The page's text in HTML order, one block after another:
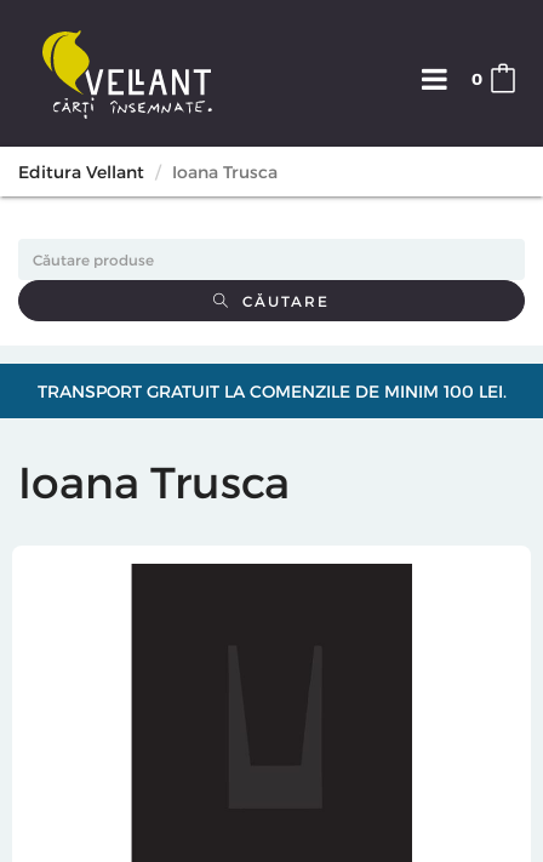
0
Editura Vellant Ioana Trusca
CĂUTARE
TRANSPORT GRATUIT LA COMENZILE DE MINIM 100 LEI.
Ioana Trusca